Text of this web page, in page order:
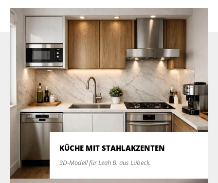
KÜCHE MIT STAHLAKZENTEN
3D-Modell für Leah B. aus Lübeck.